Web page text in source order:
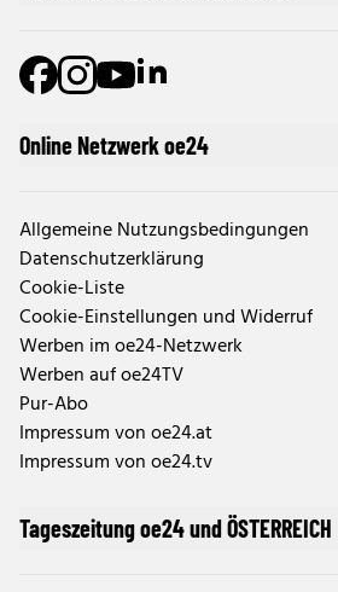
Online Netzwerk oe24
Allgemeine Nutzungsbedingungen
Datenschutzerklärung
Cookie-Liste
Cookie-Einstellungen und Widerruf
Werben im oe24-Netzwerk
Werben auf oe24TV
Pur-Abo
Impressum von oe24.at
Impressum von oe24.tv
Tageszeitung oe24 und ÖSTERREICH